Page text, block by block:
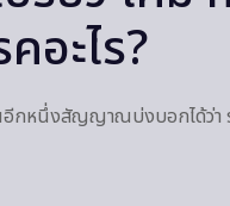
อะไร?
นอีกหนึ่งสัญญาณบ่งบอกได้ว่